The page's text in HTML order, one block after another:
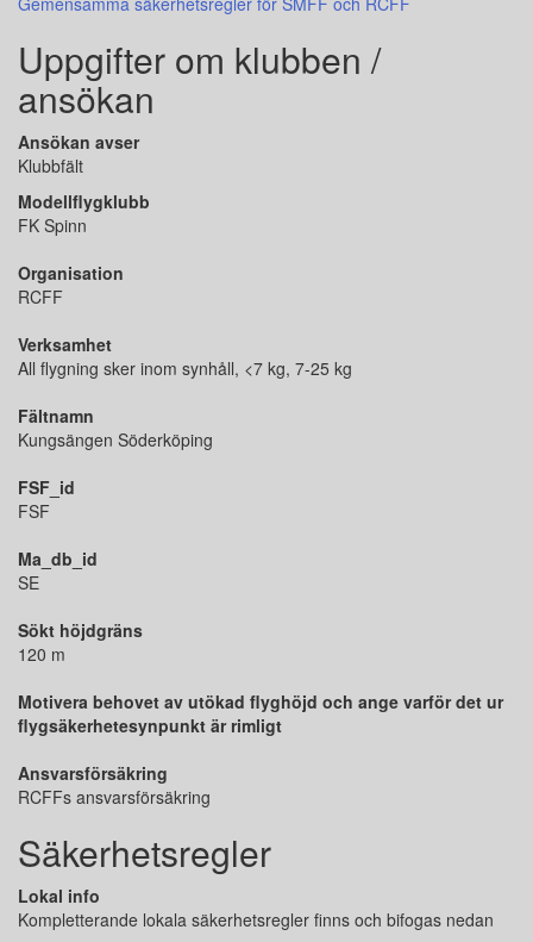
Uppgifter om klubben /
ansökan
Ansökan avser
Klubbfält
Modellflygklubb
FK Spinn
Organisation
RCFF
Verksamhet
All flygning sker inom synhåll, <7 kg, 7-25 kg
Fältnamn
Kungsängen Söderköping
FSF_id
FSF
Ma_db_id
SE
Sökt höjdgräns
120 m
Motivera behovet av utökad flyghöjd och ange varför det ur
flygsäkerhetesynpunkt är rimligt
Ansvarsförsäkring
RCFFs ansvarsförsäkring
Säkerhetsregler
Lokal info
Kompletterande lokala säkerhetsregler finns och bifogas nedan